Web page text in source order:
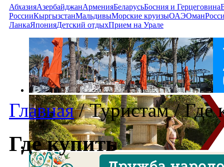
АбхазияАзербайджанАрменияБеларусьБосния и Герцеговина
РоссииКыргызстанМальдивыМорские круизыОАЭОман
ЛанкаЯпонияДетский отдыхПрием на Урале
Главная /Туристам/Где
Где купить